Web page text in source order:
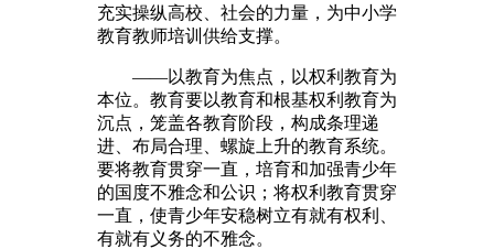
充实操纵高校、社会的力量，为中小学
教育教师培训供给支撑。
——以教育为焦点，以权利教育为
本位。教育要以教育和根基权利教育为
沉点，笼盖各教育阶段，构成条理递
进、布局合理、螺旋上升的教育系统。
要将教育贯穿一直，培育和加强青少年
的国度不雅念和公识；将权利教育贯穿
一直，使青少年安稳树立有就有权利、
有就有义务的不雅念。